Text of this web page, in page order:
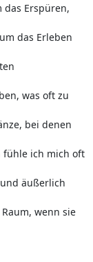
das Erspüren,
das Erleben
was oft zu
bei denen
fühle ich mich oft
äußerlich
wenn sie